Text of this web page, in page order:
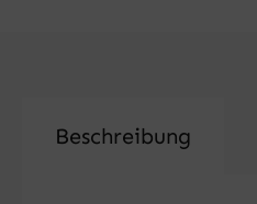
Beschreibung